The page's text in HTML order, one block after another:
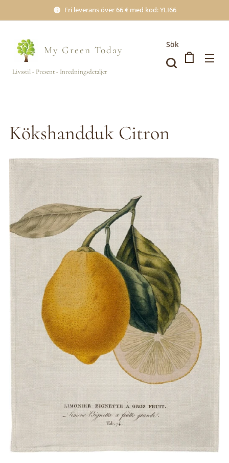
Fri leverans över 66 € med kod: YLI66
My Green Today
Livsstil - Present - Inredningsdetaljer
Sök
Kökshandduk Citron